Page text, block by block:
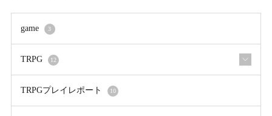
game 3
TRPG 12
TRPGプレイレポート 10